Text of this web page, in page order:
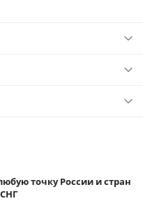
точку России и стран
СНГ